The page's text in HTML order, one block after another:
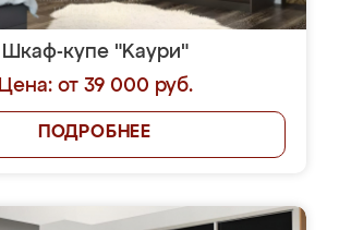
Шкаф-купе "Kaури"
Цена: от 39 000 руб.
ПОДРОБНЕЕ